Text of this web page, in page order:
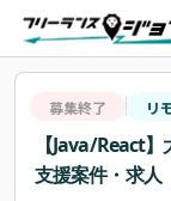
募集終了 リ
【Java/React
支援案件・求人